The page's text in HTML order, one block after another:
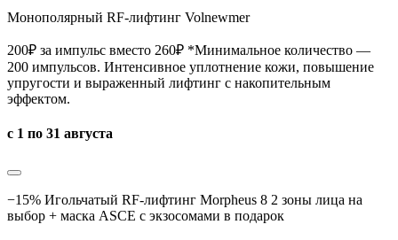
Монополярный RF-лифтинг Volnewmer
200₽ за импульс вместо 260₽ *Минимальное количество —
200 импульсов. Интенсивное уплотнение кожи, повышение
упругости и выраженный лифтинг с накопительным
эффектом.
с 1 по 31 августа
−15% Игольчатый RF-лифтинг Morpheus 8 2 зоны лица на
выбор + маска ASCE с экзосомами в подарок